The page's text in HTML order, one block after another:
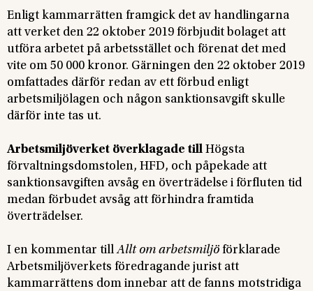
Enligt kammarrätten framgick det av handlingarna
att verket den 22 oktober 2019 förbjudit bolaget att
utföra arbetet på arbetsstället och förenat det med
vite om 50 000 kronor. Gärningen den 22 oktober 2019
omfattades därför redan av ett förbud enligt
arbetsmiljölagen och någon sanktionsavgift skulle
därför inte tas ut.
Arbetsmiljöverket överklagade till Högsta
förvaltningsdomstolen, HFD, och påpekade att
sanktionsavgiften avsåg en överträdelse i förfluten tid
medan förbudet avsåg att förhindra framtida
överträdelser.
I en kommentar tillAllt om arbetsmiljö förklarade
Arbetsmiljöverkets föredragande jurist att
kammarrättens dom innebar att de fanns motstridiga